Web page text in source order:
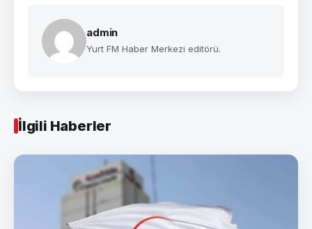
admin
Yurt FM Haber Merkezi editörü.
İlgili Haberler